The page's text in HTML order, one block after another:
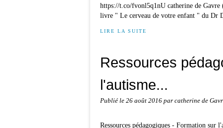
https://t.co/fvonl5q1nU catherine de
livre " Le cerveau de votre enfant " du Dr
LIRE LA SUITE
Ressources
l'autisme...
Publié le 26 août 2016 par catherine de
Ressources pédagogiques - Formation